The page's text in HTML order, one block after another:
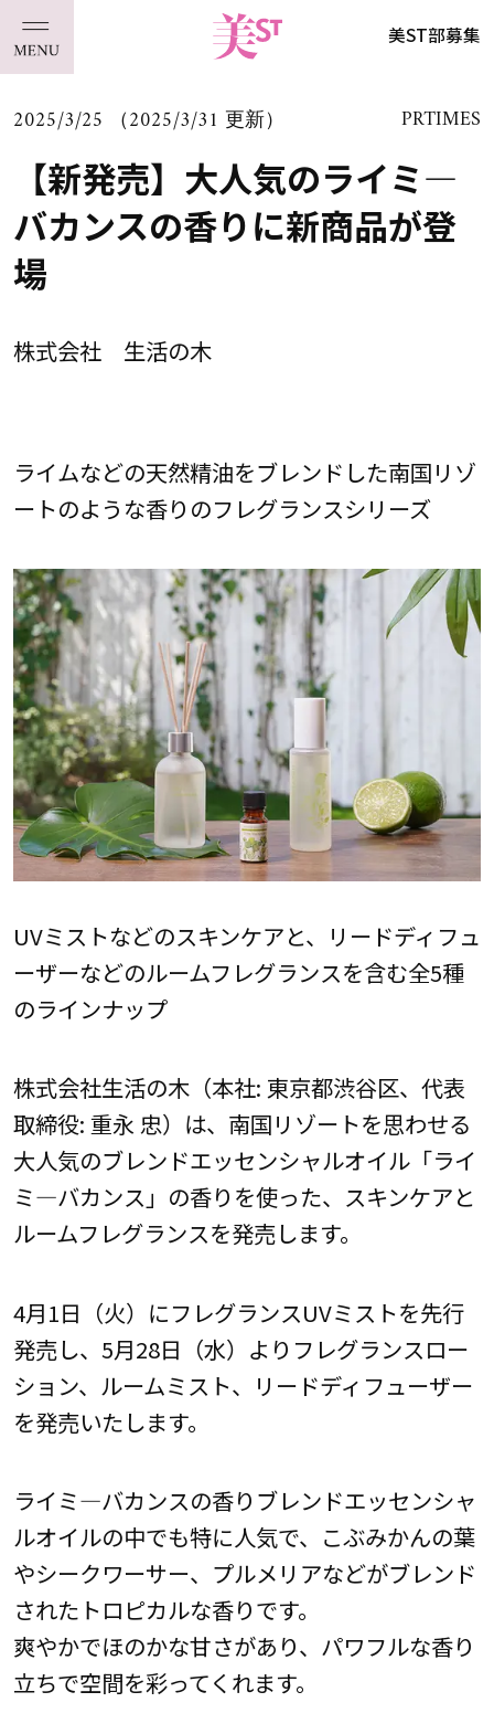
美ST部募集
2025/3/25 （2025/3/31 更新） PRTIMES
【新発売】大人気のライミ―
バカンスの香りに新商品が登
場
株式会社 生活の木
ライムなどの天然精油をブレンドした南国リゾ
ートのような香りのフレグランスシリーズ
UVミストなどのスキンケアと、リードディフュ
ーザーなどのルームフレグランスを含む全5種
のラインナップ
株式会社生活の木（本社: 東京都渋谷区、代表
取締役: 重永 忠）は、南国リゾートを思わせる
大人気のブレンドエッセンシャルオイル「ライ
ミ―バカンス」の香りを使った、スキンケアと
ルームフレグランスを発売します。
4月1日（火）にフレグランスUVミストを先行
発売し、5月28日（水）よりフレグランスロー
ション、ルームミスト、リードディフューザー
を発売いたします。
ライミ―バカンスの香りブレンドエッセンシャ
ルオイルの中でも特に人気で、こぶみかんの葉
やシークワーサー、プルメリアなどがブレンド
されたトロピカルな香りです。
爽やかでほのかな甘さがあり、パワフルな香り
立ちで空間を彩ってくれます。